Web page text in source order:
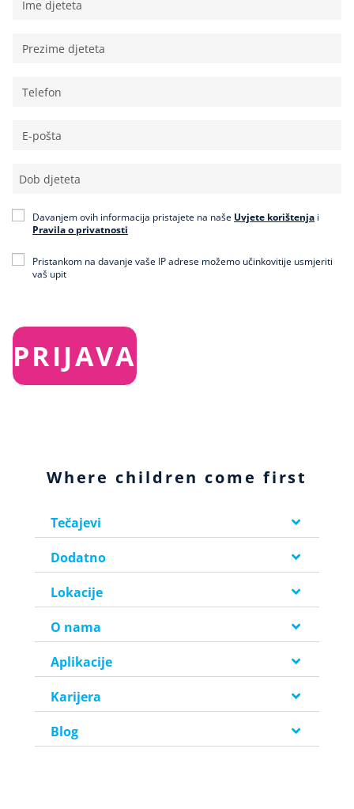
Davanjem ovih informacija pristajete na naše Uvjete korištenja i
Pravila o privatnosti
Pristankom na davanje vaše IP adrese možemo učinkovitije usmjeriti
vaš upit
Where children come first
Tečajevi
Dodatno
Lokacije
O nama
Aplikacije
Karijera
Blog